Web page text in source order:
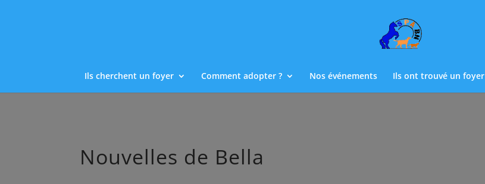
Ils cherchent un foyer Comment adopter ? Nos événements Ils ont trouvé un foyer
Nouvelles de Bella